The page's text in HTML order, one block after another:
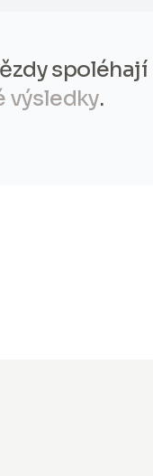
spoléhají
výsledky.